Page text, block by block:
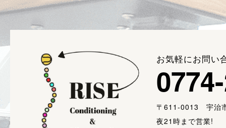
お気軽にお問い
〒611-0013 宇治
夜21時まで営業!